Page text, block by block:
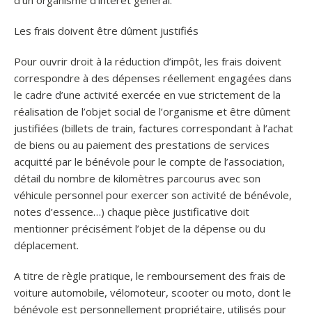
Les frais doivent être dûment justifiés
Pour ouvrir droit à la réduction d’impôt, les frais doivent
correspondre à des dépenses réellement engagées dans
le cadre d’une activité exercée en vue strictement de la
réalisation de l’objet social de l’organisme et être dûment
justifiées (billets de train, factures correspondant à l’achat
de biens ou au paiement des prestations de services
acquitté par le bénévole pour le compte de l’association,
détail du nombre de kilomètres parcourus avec son
véhicule personnel pour exercer son activité de bénévole,
notes d’essence…) chaque pièce justificative doit
mentionner précisément l’objet de la dépense ou du
déplacement.
A titre de règle pratique, le remboursement des frais de
voiture automobile, vélomoteur, scooter ou moto, dont le
bénévole est personnellement propriétaire, utilisés pour